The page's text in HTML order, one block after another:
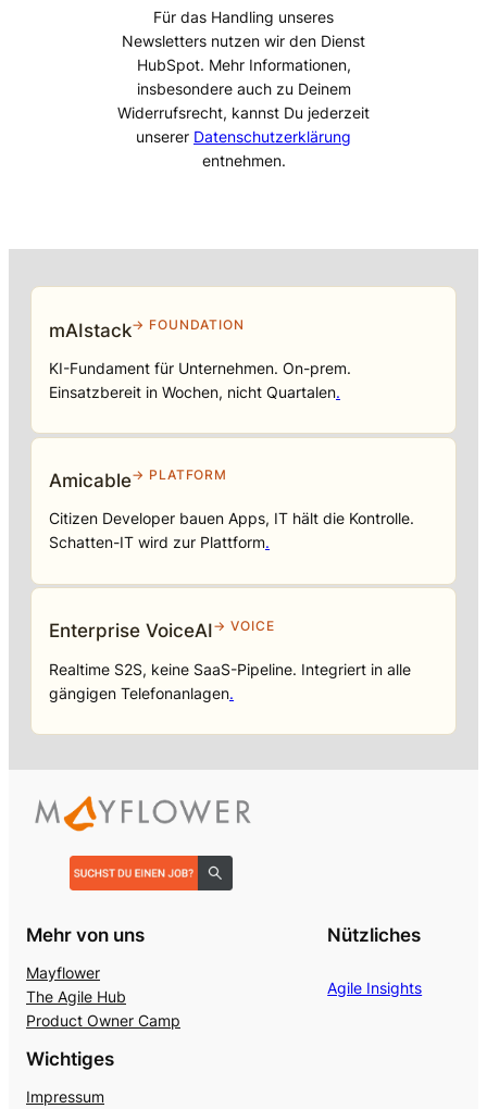
Für das Handling unseres
Newsletters nutzen wir den Dienst
HubSpot. Mehr Informationen,
insbesondere auch zu Deinem
Widerrufsrecht, kannst Du jederzeit
unserer Datenschutzerklärung
entnehmen.
mAIstack→ FOUNDATION
KI-Fundament für Unternehmen. On-prem.
Einsatzbereit in Wochen, nicht Quartalen.
Amicable→ PLATFORM
Citizen Developer bauen Apps, IT hält die Kontrolle.
Schatten-IT wird zur Plattform.
Enterprise VoiceAI→ VOICE
Realtime S2S, keine SaaS-Pipeline. Integriert in alle
gängigen Telefonanlagen.
Mehr von uns
Mayflower
The Agile Hub
Product Owner Camp
Nützliches
Agile Insights
Wichtiges
Impressum